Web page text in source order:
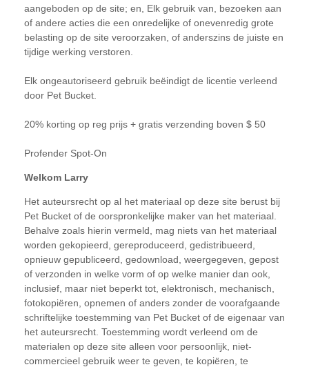
aangeboden op de site; en, Elk gebruik van, bezoeken aan
of andere acties die een onredelijke of onevenredig grote
belasting op de site veroorzaken, of anderszins de juiste en
tijdige werking verstoren.
Elk ongeautoriseerd gebruik beëindigt de licentie verleend
door Pet Bucket.
20% korting op reg prijs + gratis verzending boven $ 50
Profender Spot-On
Welkom Larry
Het auteursrecht op al het materiaal op deze site berust bij
Pet Bucket of de oorspronkelijke maker van het materiaal.
Behalve zoals hierin vermeld, mag niets van het materiaal
worden gekopieerd, gereproduceerd, gedistribueerd,
opnieuw gepubliceerd, gedownload, weergegeven, gepost
of verzonden in welke vorm of op welke manier dan ook,
inclusief, maar niet beperkt tot, elektronisch, mechanisch,
fotokopiëren, opnemen of anders zonder de voorafgaande
schriftelijke toestemming van Pet Bucket of de eigenaar van
het auteursrecht. Toestemming wordt verleend om de
materialen op deze site alleen voor persoonlijk, niet-
commercieel gebruik weer te geven, te kopiëren, te